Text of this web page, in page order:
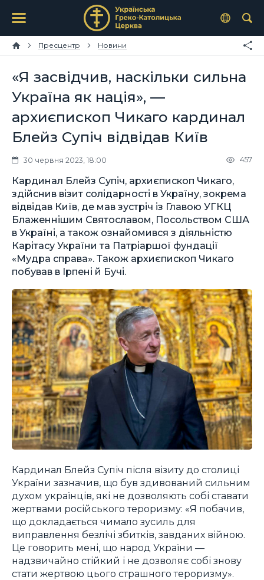
Пресцентр Новини
«Я засвідчив, наскільки сильна
Україна як нація», —
архиєпископ Чикаго кардинал
Блейз Супіч відвідав Київ
30 червня 2023, 18:00 457
Кардинал Блейз Супіч, архиєпископ Чикаго,
здійснив візит солідарності в Україну, зокрема
відвідав Київ, де мав зустріч із Главою УГКЦ
Блаженнішим Святославом, Посольством США
в Україні, а також ознайомився з діяльністю
Карітасу України та Патріаршої фундації
«Мудра справа». Також архиєпископ Чикаго
побував в Ірпені й Бучі.
Кардинал Блейз Супіч після візиту до столиці
України зазначив, що був здивований сильним
духом українців, які не дозволяють собі ставати
жертвами російського тероризму: «Я побачив,
що докладається чимало зусиль для
виправлення безлічі збитків, завданих війною.
Це говорить мені, що народ України —
надзвичайно стійкий і не дозволяє собі знову
стати жертвою цього страшного тероризму».